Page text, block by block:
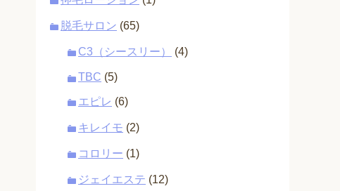
脱毛サロン (65)
C3（シースリー） (4)
TBC (5)
エピレ (6)
キレイモ (2)
コロリー (1)
ジェイエステ (12)